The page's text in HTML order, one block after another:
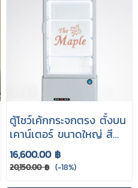
ตู้โชว์เค้กกระจกตรง ตั้งบน
เคาน์เตอร์ ขนาดใหญ่ สี
ขาว AC-98
16,600.00 ฿
20,150.00 ฿ (-18%)